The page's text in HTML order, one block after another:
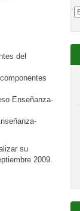
del
Enseñanza-
su
2009.